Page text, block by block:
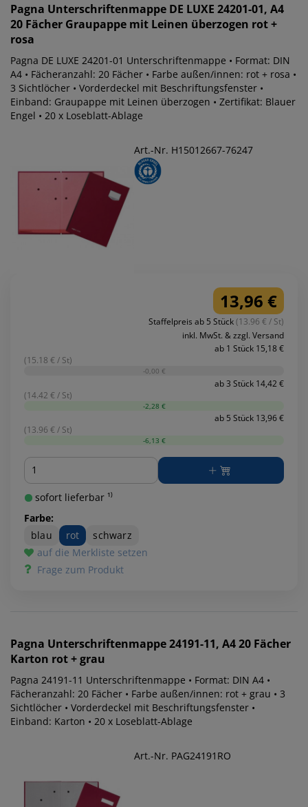
Pagna Unterschriftenmappe DE LUXE 24201-01, A4
20 Fächer Graupappe mit Leinen überzogen rot +
rosa
Pagna DE LUXE 24201-01 Unterschriftenmappe • Format: DIN
A4 • Fächeranzahl: 20 Fächer • Farbe außen/innen: rot + rosa •
3 Sichtlöcher • Vorderdeckel mit Beschriftungsfenster •
Einband: Graupappe mit Leinen überzogen • Zertifikat: Blauer
Engel • 20 x Loseblatt-Ablage
Art.-Nr. H15012667-76247
13,96 €
Staffelpreis ab 5 Stück(13.96 € / St)
inkl. MwSt. & zzgl. Versand
ab 1 Stück 15,18 €
(15.18 € / St)
-0,00 €
ab 3 Stück 14,42 €
(14.42 € / St)
-2,28 €
ab 5 Stück 13,96 €
(13.96 € / St)
-6,13 €
Menge
sofort lieferbar ¹⁾
Farbe:
blau
rot
schwarz
auf die Merkliste setzen
Frage zum Produkt
Pagna Unterschriftenmappe 24191-11, A4 20 Fächer
Karton rot + grau
Pagna 24191-11 Unterschriftenmappe • Format: DIN A4 •
Fächeranzahl: 20 Fächer • Farbe außen/innen: rot + grau • 3
Sichtlöcher • Vorderdeckel mit Beschriftungsfenster •
Einband: Karton • 20 x Loseblatt-Ablage
Art.-Nr. PAG24191RO